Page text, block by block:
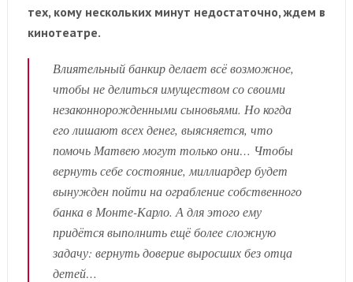
тех, кому нескольких минут недостаточно, ждем в
кинотеатре.
Влиятельный банкир делает всё возможное,
чтобы не делиться имуществом со своими
незаконнорожденными сыновьями. Но когда
его лишают всех денег, выясняется, что
помочь Матвею могут только они… Чтобы
вернуть себе состояние, миллиардер будет
вынужден пойти на ограбление собственного
банка в Монте-Карло. А для этого ему
придётся выполнить ещё более сложную
задачу: вернуть доверие выросших без отца
детей…